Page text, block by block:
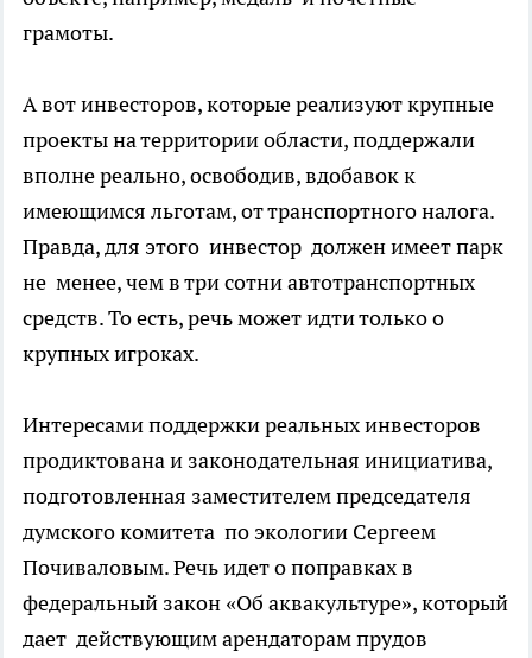
грамоты.
А вот инвесторов, которые реализуют крупные
проекты на территории области, поддержали
вполне реально, освободив, вдобавок к
имеющимся льготам, от транспортного налога.
Правда, для этого инвестор должен имеет парк
не менее, чем в три сотни автотранспортных
средств. То есть, речь может идти только о
крупных игроках.
Интересами поддержки реальных инвесторов
продиктована и законодательная инициатива,
подготовленная заместителем председателя
думского комитета по экологии Сергеем
Почиваловым. Речь идет о поправках в
федеральный закон «Об аквакультуре», который
дает действующим арендаторам прудов